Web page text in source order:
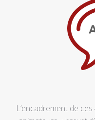
L’encadrement de